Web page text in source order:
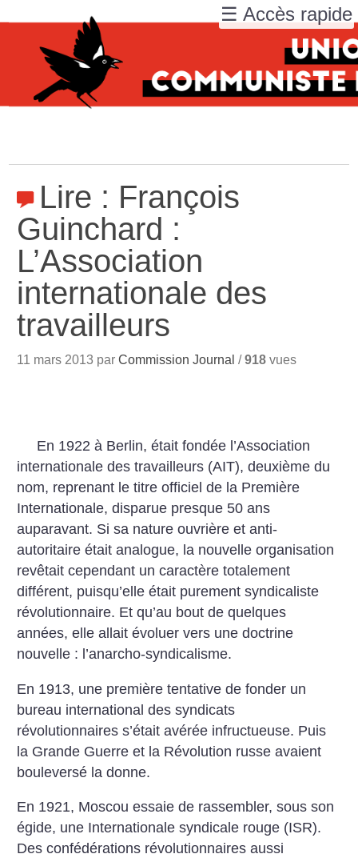
Lire : François
Guinchard :
L’Association
internationale des
travailleurs
11 mars 2013 parCommission Journal /918 vues
En 1922 à Berlin, était fondée l’Association
internationale des travailleurs (AIT), deuxième du
nom, reprenant le titre officiel de la Première
Internationale, disparue presque 50 ans
auparavant. Si sa nature ouvrière et anti-
autoritaire était analogue, la nouvelle organisation
revêtait cependant un caractère totalement
différent, puisqu’elle était purement syndicaliste
révolutionnaire. Et qu’au bout de quelques
années, elle allait évoluer vers une doctrine
nouvelle : l’anarcho-syndicalisme.
En 1913, une première tentative de fonder un
bureau international des syndicats
révolutionnaires s’était avérée infructueuse. Puis
la Grande Guerre et la Révolution russe avaient
bouleversé la donne.
En 1921, Moscou essaie de rassembler, sous son
égide, une Internationale syndicale rouge (ISR).
Des confédérations révolutionnaires aussi
☰ Accès rapide